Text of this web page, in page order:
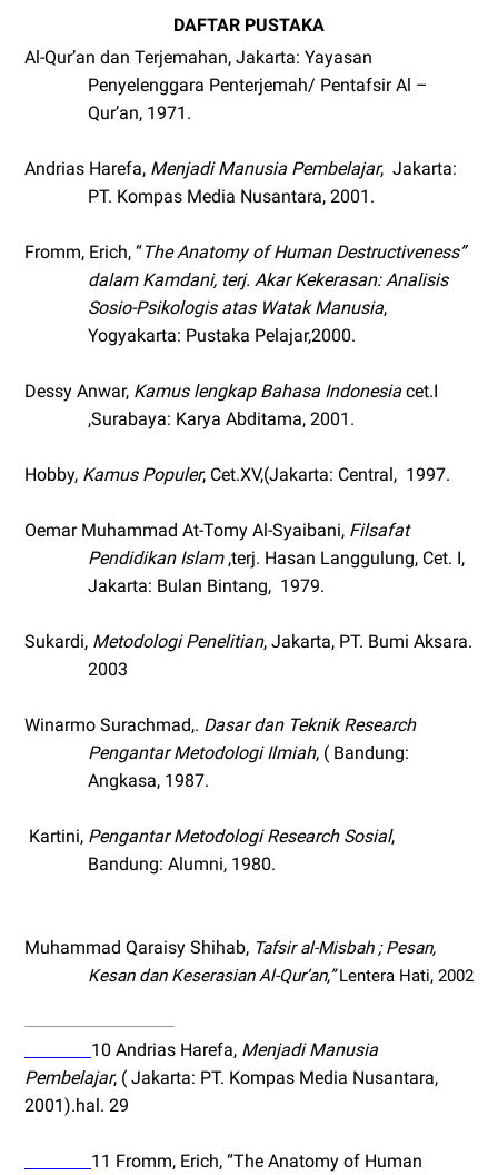
DAFTAR PUSTAKA
Al-Qur’an dan Terjemahan, Jakarta: Yayasan
Penyelenggara Penterjemah/ Pentafsir Al –
Qur’an, 1971.
Andrias Harefa, Menjadi Manusia Pembelajar, Jakarta:
PT. Kompas Media Nusantara, 2001.
Fromm, Erich, “The Anatomy of Human Destructiveness”
dalam Kamdani, terj. Akar Kekerasan: Analisis
Sosio-Psikologis atas Watak Manusia,
Yogyakarta: Pustaka Pelajar,2000.
Dessy Anwar, Kamus lengkap Bahasa Indonesia cet.I
,Surabaya: Karya Abditama, 2001.
Hobby, Kamus Populer, Cet.XV,(Jakarta: Central, 1997.
Oemar Muhammad At-Tomy Al-Syaibani, Filsafat
Pendidikan Islam,terj. Hasan Langgulung, Cet. I,
Jakarta: Bulan Bintang, 1979.
Sukardi, Metodologi Penelitian, Jakarta, PT. Bumi Aksara.
2003
Winarmo Surachmad,. Dasar dan Teknik Research
Pengantar Metodologi Ilmiah, ( Bandung:
Angkasa, 1987.
Kartini, Pengantar Metodologi Research Sosial,
Bandung: Alumni, 1980.
Muhammad Qaraisy Shihab, Tafsir al-Misbah ; Pesan,
Kesan dan Keserasian Al-Qur’an,”Lentera Hati, 2002
10 Andrias Harefa, Menjadi Manusia
Pembelajar, ( Jakarta: PT. Kompas Media Nusantara,
2001).hal. 29
11 Fromm, Erich, “The Anatomy of Human